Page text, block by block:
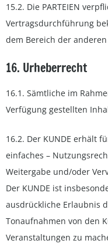
15.2. Die PARTEIEN
Vertragsdurchführung
dem Bereich der
16. Urheberrecht
16.1. Sämtliche im
Verfügung gestellten
16.2. Der KUNDE erhält
einfaches –
Weitergabe und/oder
Der KUNDE ist
ausdrückliche Erlaubnis
Tonaufnahmen von den
Veranstaltungen zu